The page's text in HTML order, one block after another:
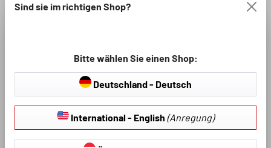
Vordersitz
Vordersitz inkl.
Komplettset
Vordersitze
Durchschnittliche Bewertung
Art.Nr.: 12437
Sind sie im richtigen Shop?
Bitte wählen Sie einen Shop:
Deutschland - Deutsch
International - English (Anregung)